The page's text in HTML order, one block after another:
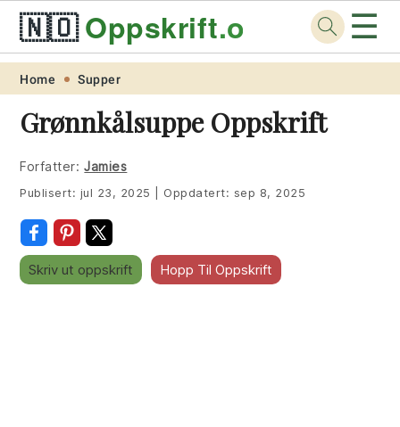
Skip
primary
navigation
Skip
main
content
Skip
primary
sidebar
Skip
footer
🇳🇴Oppskrift.org ☰
Home Supper
Grønnkålsuppe Oppskrift
Forfatter: Jamies
Publisert: jul 23, 2025 Oppdatert: sep 8, 2025
Skriv ut oppskrift Hopp Til Oppskrift